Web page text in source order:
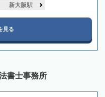
新大阪駅
見る
書士事務所